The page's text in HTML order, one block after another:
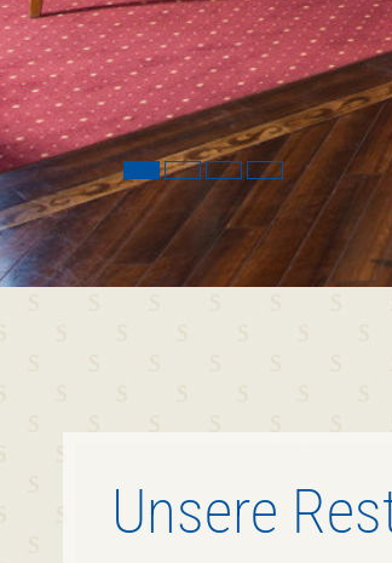
Unsere